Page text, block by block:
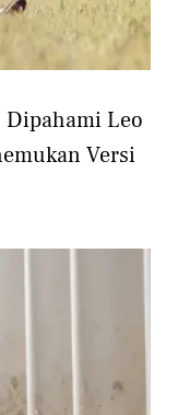
Dipahami Leo
Versi